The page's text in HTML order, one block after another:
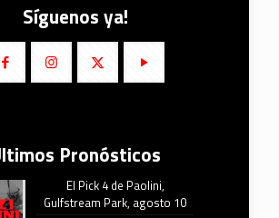
Síguenos ya!
Pronósticos
El Pick 4 de Paolini,
Gulfstream Park, agosto 10